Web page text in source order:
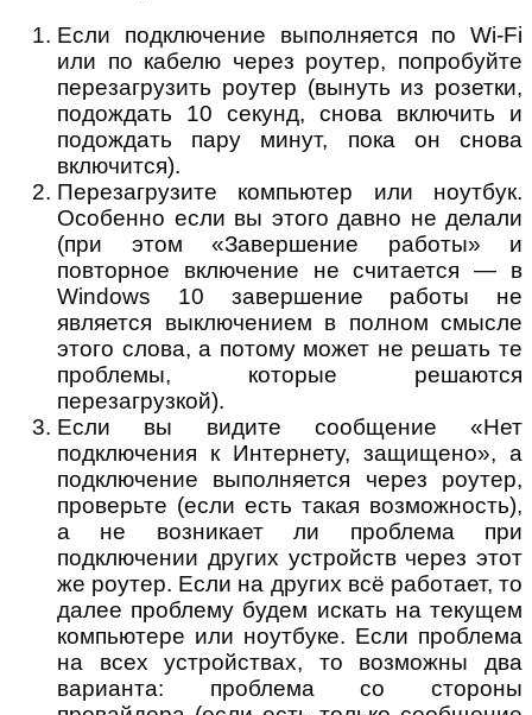
Если подключение выполняется по Wi-Fi
или по кабелю через роутер, попробуйте
перезагрузить роутер (вынуть из розетки,
подождать 10 секунд, снова включить и
подождать пару минут, пока он снова
включится).
Перезагрузите компьютер или ноутбук.
Особенно если вы этого давно не делали
(при этом «Завершение работы» и
повторное включение не считается — в
Windows 10 завершение работы не
является выключением в полном смысле
этого слова, а потому может не решать те
проблемы, которые решаются
перезагрузкой).
Если вы видите сообщение «Нет
подключения к Интернету, защищено», а
подключение выполняется через роутер,
проверьте (если есть такая возможность),
а не возникает ли проблема при
подключении других устройств через этот
же роутер. Если на других всё работает, то
далее проблему будем искать на текущем
компьютере или ноутбуке. Если проблема
на всех устройствах, то возможны два
варианта: проблема со стороны